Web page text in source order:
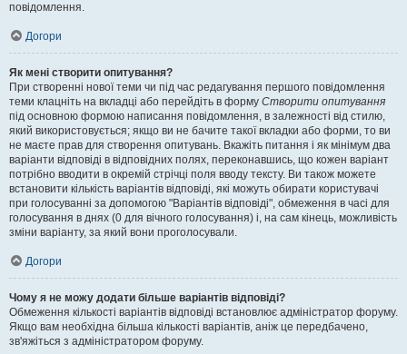
повідомлення.
Догори
Як мені створити опитування?
При створенні нової теми чи під час редагування першого повідомлення
теми клацніть на вкладці або перейдіть в форму Створити опитування
під основною формою написання повідомлення, в залежності від стилю,
який використовується; якщо ви не бачите такої вкладки або форми, то ви
не маєте прав для створення опитувань. Вкажіть питання і як мінімум два
варіанти відповіді в відповідних полях, переконавшись, що кожен варіант
потрібно вводити в окремій стрічці поля вводу тексту. Ви також можете
встановити кількість варіантів відповіді, які можуть обирати користувачі
при голосуванні за допомогою "Варіантів відповіді", обмеження в часі для
голосування в днях (0 для вічного голосування) і, на сам кінець, можливість
зміни варіанту, за який вони проголосували.
Догори
Чому я не можу додати більше варіантів відповіді?
Обмеження кількості варіантів відповіді встановлює адміністратор форуму.
Якщо вам необхідна більша кількості варіантів, аніж це передбачено,
зв'яжіться з адміністратором форуму.